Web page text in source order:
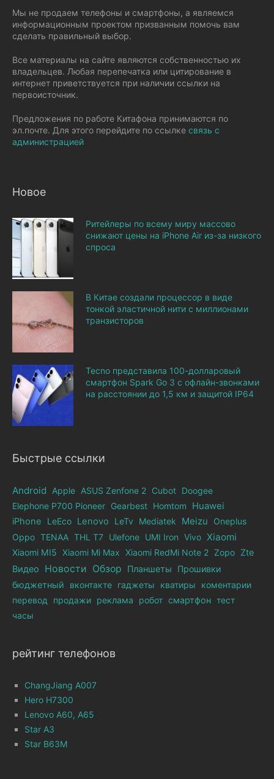
Мы не продаем телефоны и смартфоны, а являемся
информационным проектом призванным помочь вам
сделать правильный выбор.
Все материалы на сайте являются собственностью их
владельцев. Любая перепечатка или цитирование в
интернет приветствуется при наличии ссылки на
первоисточник.
Предложения по работе Китафона принимаются по
эл.почте. Для этого перейдите по ссылке связь с
администрацией
Новое
Ритейлеры по всему миру массово
снижают цены на iPhone Air из-за низкого
спроса
В Китае создали процессор в виде
тонкой эластичной нити с миллионами
транзисторов
Tecno представила 100-долларовый
смартфон Spark Go 3 с офлайн-звонками
на расстоянии до 1,5 км и защитой IP64
Быстрые ссылки
Android Apple ASUS Zenfone 2 Cubot Doogee
Elephone Р700 Pioneer Gearbest Homtom
Huawei
iPhone
LeEco Lenovo LeTv Mediatek Meizu
Oneplus
Oppo TENAA THL T7 Ulefone UMI Iron Vivo Xiaomi
Xiaomi MI5 Xiaomi Mi Max Xiaomi RedMi Note 2 Zopo Zte
Видео Новости Обзор Планшеты
Прошивки
бюджетный
вконтакте гаджеты кватиры
коментарии
перевод
продажи реклама робот смартфон тест
часы
рейтинг телефонов
ChangJiang A007
Hero H7300
Lenovo A60, A65
Star A3
Star B63M